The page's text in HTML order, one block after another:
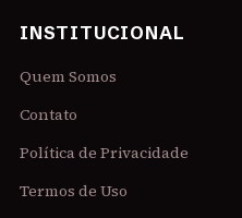
INSTITUCIONAL
Quem Somos
Contato
Política de Privacidade
Termos de Uso